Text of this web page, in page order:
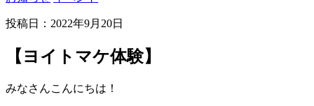
投稿日：2022年9月20日
【ヨイトマケ体験】
みなさんこんにちは！